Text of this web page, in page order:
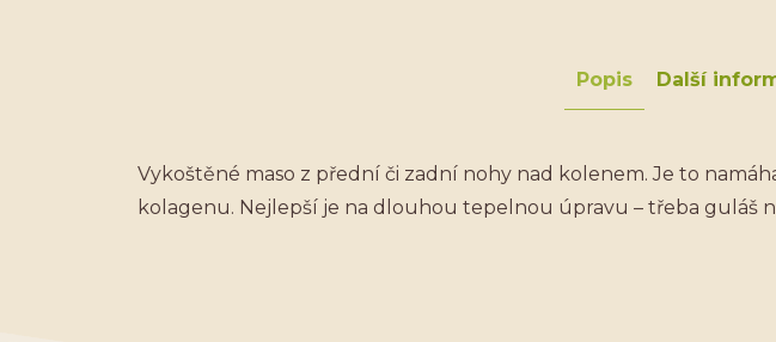
Popis Další
Vykoštěné maso z přední či zadní nohy nad kolenem. Je to
kolagenu. Nejlepší je na dlouhou tepelnou úpravu – třeba guláš